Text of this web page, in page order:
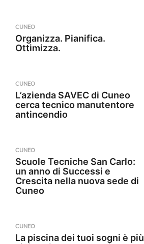
CUNEO
Organizza. Pianifica.
Ottimizza.
CUNEO
L’azienda SAVEC di Cuneo
cerca tecnico manutentore
antincendio
CUNEO
Scuole Tecniche San Carlo:
un anno di Successi e
Crescita nella nuova sede di
Cuneo
CUNEO
La piscina dei tuoi sogni è più